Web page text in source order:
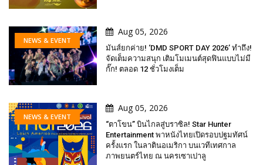
NEWS & EVENT
Aug 05, 2026
มันส์ยกค่าย! ‘DMD SPORT DAY 2026’ ทำถึง!
จัดเต็มความสนุก เติมโมเมนต์สุดฟินแบบไม่มี
กั๊ก! ตลอด 12 ชั่วโมงเต็ม
NEWS & EVENT
Aug 05, 2026
“ตาโขน” บินไกลสู่บราซิล! Star Hunter
Entertainment พาหนังไทยเปิดรอบปฐมทัศน์
ครั้งแรก ในลาตินอเมริกา บนเวทีเทศกาล
ภาพยนตร์ไทย ณ นครเซาเปาลู